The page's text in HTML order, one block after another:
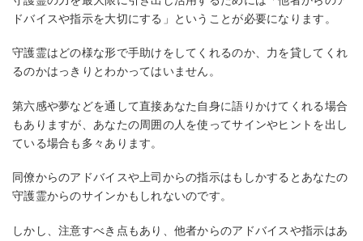
ドバイスや指示を大切にする」ということが必要になります。
守護霊はどの様な形で手助けをしてくれるのか、力を貸してくれ
るのかはっきりとわかってはいません。
第六感や夢などを通して直接あなた自身に語りかけてくれる場合
もありますが、あなたの周囲の人を使ってサインやヒントを出し
ている場合も多々あります。
同僚からのアドバイスや上司からの指示はもしかするとあなたの
守護霊からのサインかもしれないのです。
しかし、注意すべき点もあり、他者からのアドバイスや指示はあ